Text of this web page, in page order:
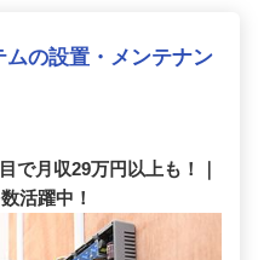
の設置・メンテナン
で月収29万円以上も！｜
活躍中！